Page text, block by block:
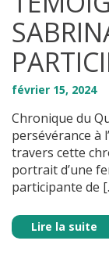
février 15, 2024
Chronique du
persévérance à
travers cette
portrait d’une
participante de
Lire la suite